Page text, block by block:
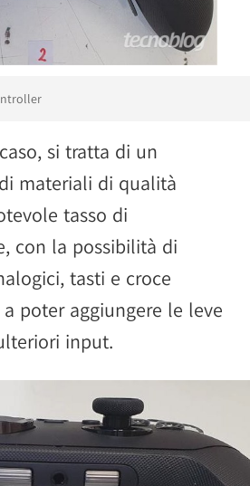
si tratta di un
materiali di qualità
tasso di
con la possibilità di
tasti e croce
poter aggiungere le leve
input.